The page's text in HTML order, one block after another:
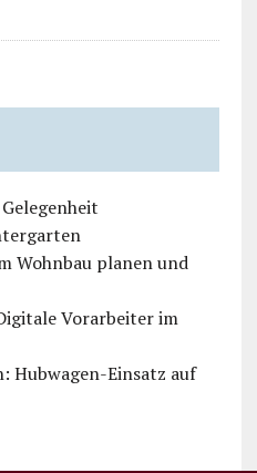
Wohnbau planen und
Vorarbeiter im
Hubwagen-Einsatz auf